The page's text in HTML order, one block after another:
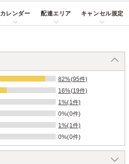
カレンダー 配達エリア キャンセル規定
82%(95件)
16%(19件)
1%(1件)
0%(0件)
1%(1件)
0%(0件)